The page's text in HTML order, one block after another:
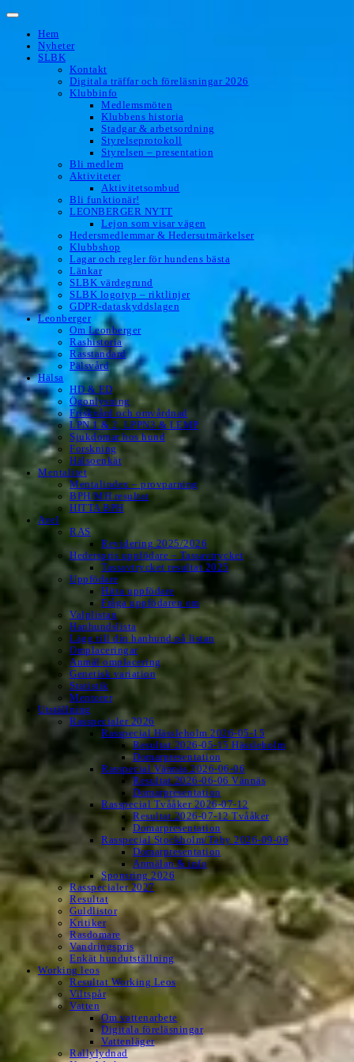
Hoppa
innehåll
Hem
Nyheter
SLBK
Kontakt
Digitala träffar och föreläsningar 2026
Klubbinfo
Medlemsmöten
Klubbens historia
Stadgar & arbetsordning
Styrelseprotokoll
Styrelsen – presentation
Bli medlem
Aktiviteter
Aktivitetsombud
Bli funktionär!
LEONBERGER NYTT
Lejon som visar vägen
Hedersmedlemmar & Hedersutmärkelser
Klubbshop
Lagar och regler för hundens bästa
Länkar
SLBK värdegrund
SLBK logotyp – riktlinjer
GDPR-dataskyddslagen
Leonberger
Om Leonberger
Rashistoria
Rasstandard
Pälsvård
Hälsa
HD & ED
Ögonlysning
Friskvård och omvårdnad
LPN 1 & 2, LPPN3 & LEMP
Sjukdomar hos hund
Forskning
Hälsoenkät
Mentalitet
Mentalindex – provparning
BPH/MH resultat
HITTA BPH
Avel
RAS
Revidering 2025/2026
Hederspris uppfödare – Tassavtrycket
Tassavtrycket resultat 2025
Uppfödare
Hitta uppfödare
Fråga uppfödaren om
Valplistan
Hanhundslista
Lägg till din hanhund på listan
Omplaceringar
Anmäl omplacering
Genetisk variation
Statistik
Mentorer
Utställning
Rasspecialer 2026
Rasspecial Hässleholm 2026-05-15
Resultat 2026-05-15 Hässleholm
Domarpresentation
Rasspecial Vännäs 2026-06-06
Resultat 2026-06-06 Vännäs
Domarpresentation
Rasspecial Tvååker 2026-07-12
Resultat 2026-07-12 Tvååker
Domarpresentation
Rasspecial Stockholm/Täby 2026-09-06
Domarpresentation
Anmälan & info
Sponsring 2026
Rasspecialer 2027
Resultat
Guldlistor
Kritiker
Rasdomare
Vandringspris
Enkät hundutställning
Working leos
Resultat Working Leos
Viltspår
Vatten
Om vattenarbete
Digitala föreläsningar
Vattenläger
Rallylydnad